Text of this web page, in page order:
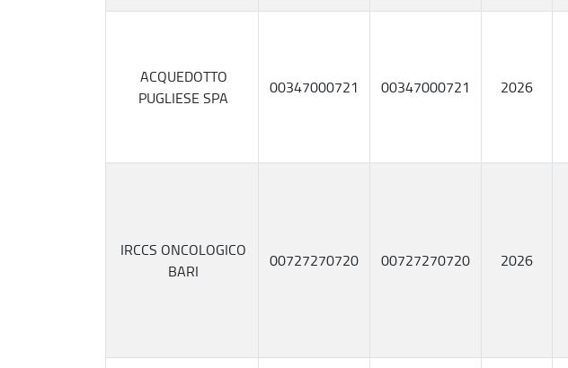
ACQUEDOTTO
PUGLIESE SPA
00347000721 00347000721 2026
IRCCS ONCOLOGICO
BARI
00727270720 00727270720 2026